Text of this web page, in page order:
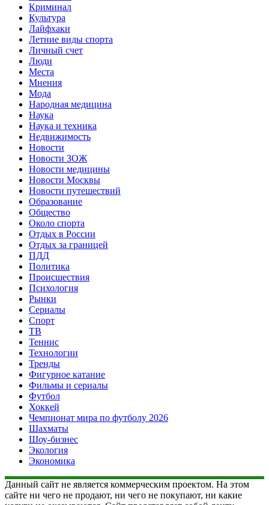
Криминал
Культура
Лайфхаки
Летние виды спорта
Личный счет
Люди
Места
Мнения
Мода
Народная медицина
Наука
Наука и техника
Недвижимость
Новости
Новости ЗОЖ
Новости медицины
Новости Москвы
Новости путешествий
Образование
Общество
Около спорта
Отдых в России
Отдых за границей
ПДД
Политика
Происшествия
Психология
Рынки
Сериалы
Спорт
ТВ
Теннис
Технологии
Тренды
Фигурное катание
Фильмы и сериалы
Футбол
Хоккей
Чемпионат мира по футболу 2026
Шахматы
Шоу-бизнес
Экология
Экономика
Данный сайт не является коммерческим проектом. На этом
сайте ни чего не продают, ни чего не покупают, ни какие